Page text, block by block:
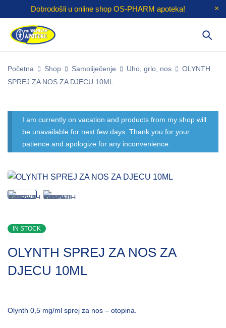
Dobrodošli u online shop OS-PHARM apoteka!
Početna Shop Samoliječenje Uho, grlo, nos
OLYNTH
SPREJ ZA NOS ZA DJECU 10ML
I am currently on vacation and products from my shop will
be unavailable for next few days. Thank you for your
patience and apologize for any inconvenience.
IN STOCK
OLYNTH SPREJ ZA NOS ZA
DJECU 10ML
Olynth 0,5 mg/ml sprej za nos – otopina.